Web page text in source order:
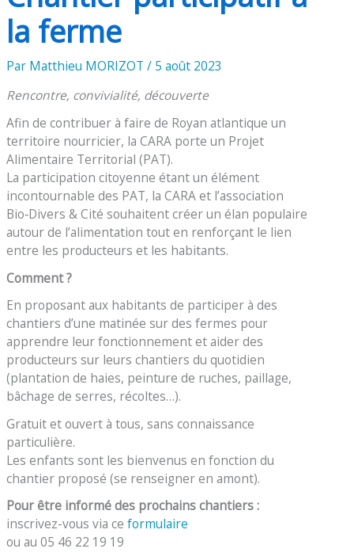
la ferme
Par Matthieu MORIZOT/ 5 août 2023
Rencontre, convivialité, découverte
Afin de contribuer à faire de Royan atlantique un
territoire nourricier, la CARA porte un Projet
Alimentaire Territorial (PAT).
La participation citoyenne étant un élément
incontournable des PAT, la CARA et l’association
Bio‑Divers & Cité souhaitent créer un élan populaire
autour de l’alimentation tout en renforçant le lien
entre les producteurs et les habitants.
Comment ?
En proposant aux habitants de participer à des
chantiers d’une matinée sur des fermes pour
apprendre leur fonctionnement et aider des
producteurs sur leurs chantiers du quotidien
(plantation de haies, peinture de ruches, paillage,
bâchage de serres, récoltes…).
Gratuit et ouvert à tous, sans connaissance
particulière.
Les enfants sont les bienvenus en fonction du
chantier proposé (se renseigner en amont).
Pour être informé des prochains chantiers :
inscrivez-vous via ceformulaire
ou au 05 46 22 19 19